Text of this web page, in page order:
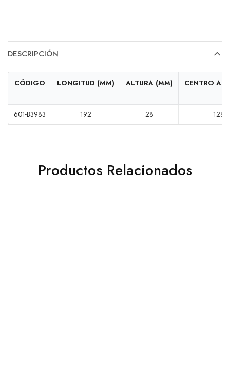
DESCRIPCIÓN
CÓDIGO LONGITUD (MM) ALTURA (MM) CENTRO A
601-B3983 192 28 128
Productos Relacionados